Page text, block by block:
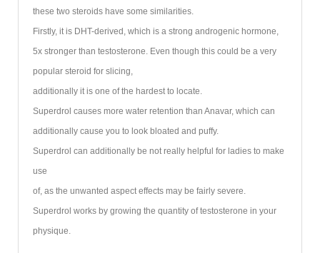
these two steroids have some similarities.
Firstly, it is DHT-derived, which is a strong androgenic hormone,
5x stronger than testosterone. Even though this could be a very
popular steroid for slicing,
additionally it is one of the hardest to locate.
Superdrol causes more water retention than Anavar, which can
additionally cause you to look bloated and puffy.
Superdrol can additionally be not really helpful for ladies to make
use
of, as the unwanted aspect effects may be fairly severe.
Superdrol works by growing the quantity of testosterone in your
physique.